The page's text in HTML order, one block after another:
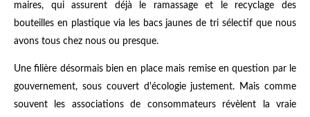
maires, qui assurent déjà le ramassage et le recyclage des
bouteilles en plastique via les bacs jaunes de tri sélectif que nous
avons tous chez nous ou presque.
Une filière désormais bien en place mais remise en question par le
gouvernement, sous couvert d'écologie justement. Mais comme
souvent les associations de consommateurs révèlent la vraie